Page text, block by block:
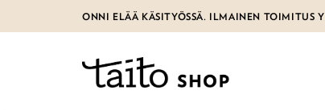
to
ONNI ELÄÄ KÄSITYÖSSÄ. ILMAINEN TOIMITUS